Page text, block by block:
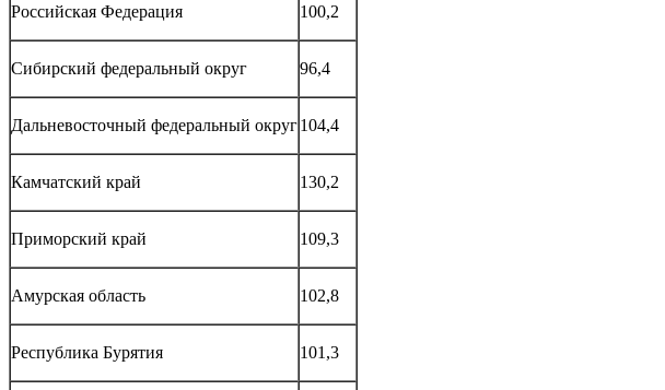
Российская Федерация 100,2
Сибирский федеральный округ 96,4
Дальневосточный федеральный округ104,4
Камчатский край 130,2
Приморский край 109,3
Амурская область 102,8
Республика Бурятия 101,3